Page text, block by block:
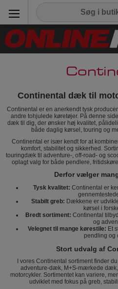
Continental dæk til
Continental er en anerkendt tysk
andre tohjulede køretøjer. På denne
dæk til dig, der ønsker høj kvalitet,
både daglig kørsel, touring og
Continental er især kendt for at
komfort, stabilitet og sikkerhed.
touringdæk til adventure-, off-road- og
oplagt valg for både pendlere,
Derfor vælger
Tysk kvalitet: Continental er
Stabilt greb: Dækkene er
kørsel i
Bredt sortiment: Continental
og
Velegnet til mange kørestile: Et
pendling og
Stort udvalg af
I vores Continental sortiment finder
adventure-dæk, M+S-mærkede
motorcykler. Sortimentet kan variere,
udviklet med fokus på greb,